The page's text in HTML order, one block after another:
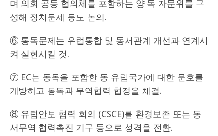
며 의회 공동 협의체를 포함하는 양 독 자문위를 구
성해 정치문제 등도 논의.
⑥ 통독문제는 유럽통합 및 동서관계 개선과 연계시
켜 실현시킬 것.
⑦ EC는 동독을 포함한 동 유럽국가에 대한 문호를
개방하고 동독과 무역협력 협정을 체결.
⑧ 유럽안보 협력 회의 (CSCE)를 환경보존 또는 동
서무역 협력촉진 기구 등으로 성격을 전환.